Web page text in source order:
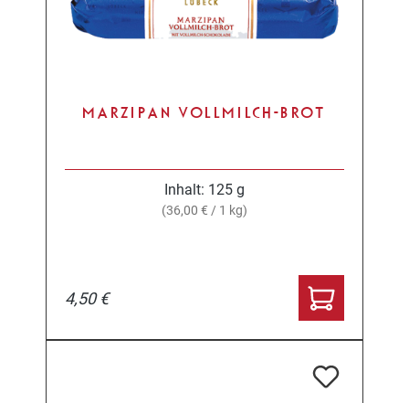
MARZIPAN VOLLMILCH-BROT
Inhalt: 125 g
(36,00 € / 1 kg)
4,50 €